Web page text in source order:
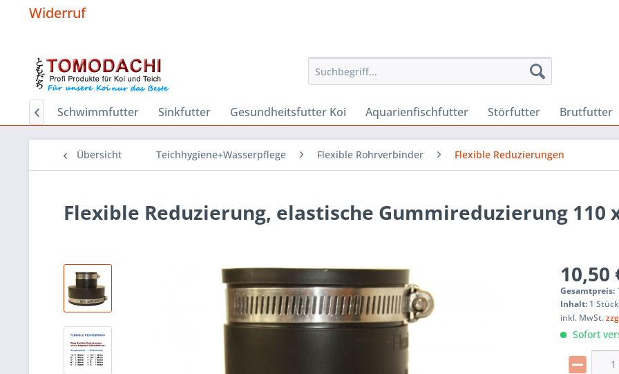
Widerruf
Schwimmfutter Sinkfutter Gesundheitsfutter Koi Aquarienfischfutter Störfutter Brutfutter

Übersicht Teichhygiene+Wasserpflege Flexible Rohrverbinder Flexible Reduzierungen
Flexible Reduzierung, elastische Gummireduzierung 110
10,50
Gesamtpreis:
Inhalt: 1 Stück
inkl. MwSt.
Sofort